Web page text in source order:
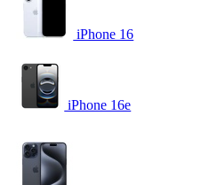
iPhone 16
iPhone 16e